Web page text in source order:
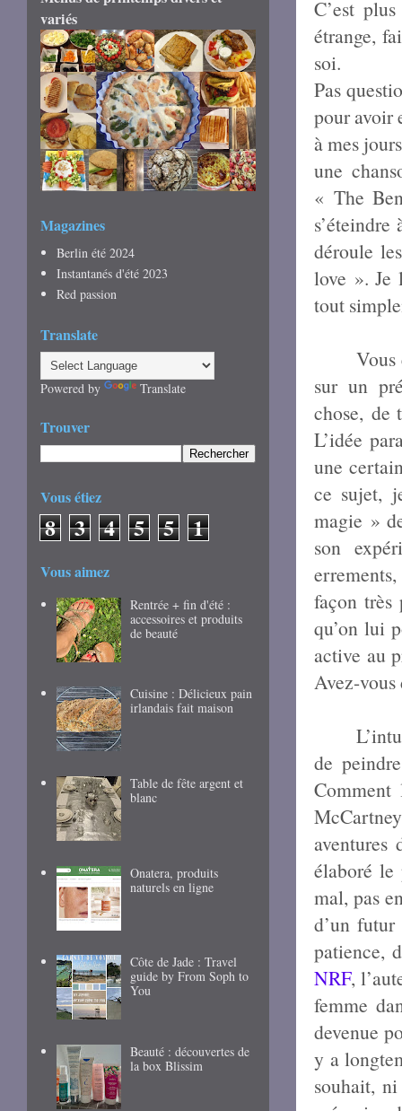
C’est
étrange,
soi.
Pas
pour avoir
à mes
une
« The
déroule
love ». Je
tout
sur un
chose, de
L’idée
une
ce sujet,
magie »
son
façon très
qu’on lui
active au
Avez-vous
de
élaboré
mal, pas
d’un
patience,
NRF,
femme
devenue
y a
souhait,
variés
Magazines
Berlin été 2024
Instantanés d'été 2023
Red passion
Translate
Powered by Translate
Trouver
Vous étiez
8 3 4 5 5 1
Vous aimez
Rentrée + fin d'été :
accessoires et produits
de beauté
Cuisine : Délicieux pain
irlandais fait maison
Table de fête argent et
blanc
Onatera, produits
naturels en ligne
Côte de Jade : Travel
guide by From Soph to
You
Beauté : découvertes de
la box Blissim